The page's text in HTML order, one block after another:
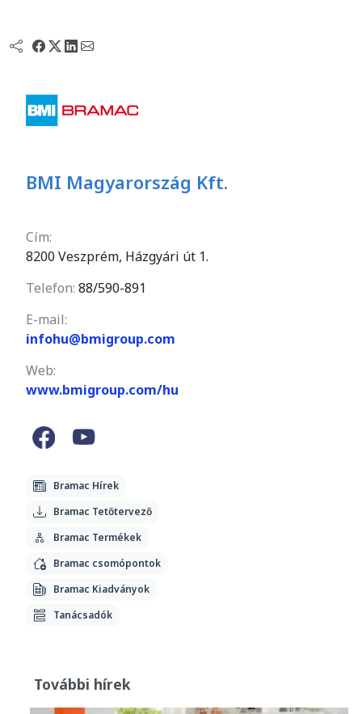
BMI Magyarország Kft.
Cím:
8200 Veszprém, Házgyári út 1.
Telefon: 88/590-891
E-mail:
infohu@bmigroup.com
Web:
www.bmigroup.com/hu
Bramac Hírek
Bramac Tetőtervező
Bramac Termékek
Bramac csomópontok
Bramac Kiadványok
Tanácsadók
További hírek